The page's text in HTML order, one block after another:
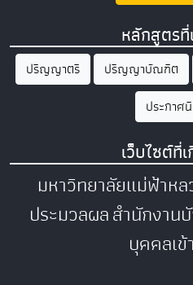
หลักสูตร
ปริญญาตรี ปริญญาบัณฑิต
ประกาศ
เว็บไซต์ที่
มหาวิทยาลัยแม่ฟ้าหล
ประมวลผลสำนักงา
บุคคลเ